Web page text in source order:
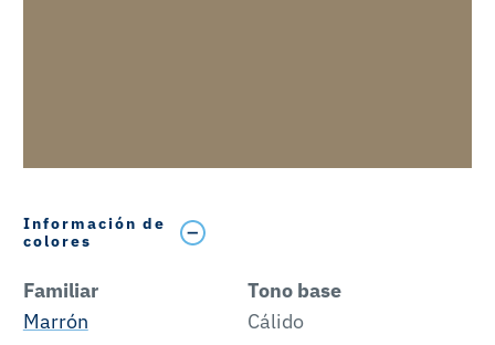
Información de
colores
Familiar
Marrón
Tono base
Cálido